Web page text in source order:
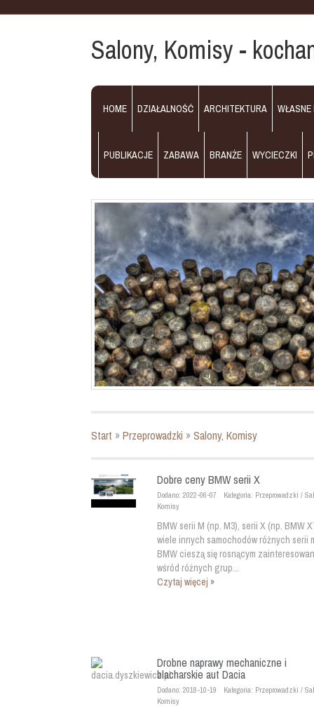
Salony, Komisy -
HOME DZIAŁALNOŚĆ ARCHITEKTURA WŁASNE
PUBLIKACJE ZABAWA BRANŻE WYCIECZKI
Start »Przeprowadzki »Salony, Komisy
Dobre ceny BMW serii X
Dodano: 2022-06-07
Kategoria: Przeprowadzki /
Komisy
BMW serii M (np. M3), serii X (np. BMW
wiele innych samochodów różnych serii
BMW cieszą się rosnącym
wśród różnych grup...
Czytaj więcej »
Drobne naprawy mechaniczne i
blacharskie aut Dacia
Dodano: 2018-10-19
Kategoria: Przeprowadzki /
Komisy